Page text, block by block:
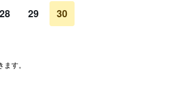
28 29 30
す。